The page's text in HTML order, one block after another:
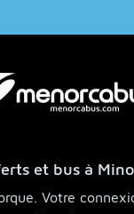
et bus à
Votre